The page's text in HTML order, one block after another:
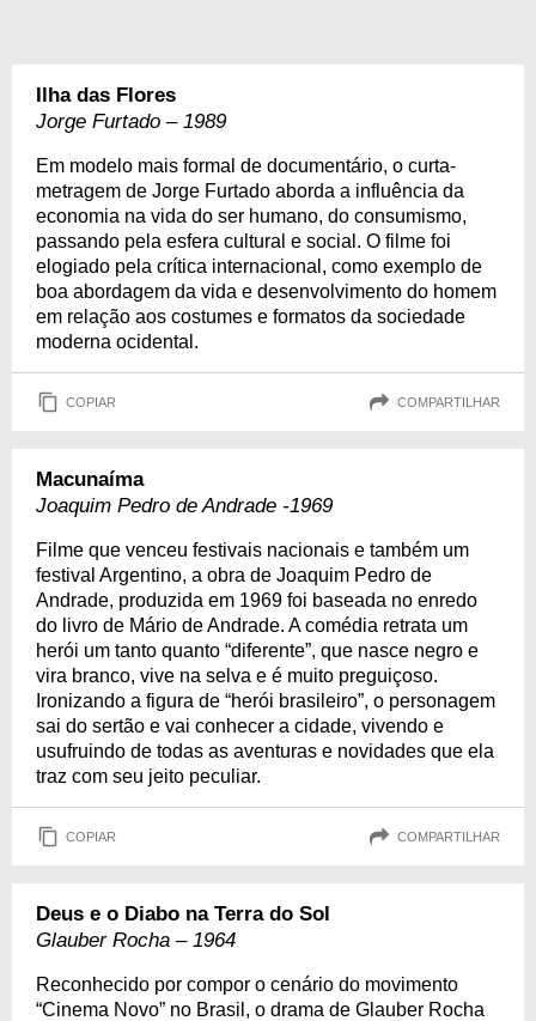
Ilha das Flores
Jorge Furtado – 1989
Em modelo mais formal de documentário, o curta-
metragem de Jorge Furtado aborda a influência da
economia na vida do ser humano, do consumismo,
passando pela esfera cultural e social. O filme foi
elogiado pela crítica internacional, como exemplo de
boa abordagem da vida e desenvolvimento do homem
em relação aos costumes e formatos da sociedade
moderna ocidental.
COPIAR COMPARTILHAR
Macunaíma
Joaquim Pedro de Andrade -1969
Filme que venceu festivais nacionais e também um
festival Argentino, a obra de Joaquim Pedro de
Andrade, produzida em 1969 foi baseada no enredo
do livro de Mário de Andrade. A comédia retrata um
herói um tanto quanto “diferente”, que nasce negro e
vira branco, vive na selva e é muito preguiçoso.
Ironizando a figura de “herói brasileiro”, o personagem
sai do sertão e vai conhecer a cidade, vivendo e
usufruindo de todas as aventuras e novidades que ela
traz com seu jeito peculiar.
COPIAR COMPARTILHAR
Deus e o Diabo na Terra do Sol
Glauber Rocha – 1964
Reconhecido por compor o cenário do movimento
“Cinema Novo” no Brasil, o drama de Glauber Rocha